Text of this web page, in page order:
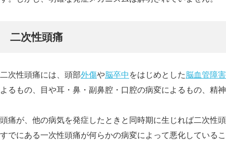
二次性頭痛
二次性頭痛には、頭部外傷や脳卒中をはじめとした脳血管障害
よるもの、目や耳・鼻・副鼻腔・口腔の病変によるもの、精
頭痛が、他の病気を発症したときと同時期に生じれば二次性
すでにある一次性頭痛が何らかの病変によって悪化している